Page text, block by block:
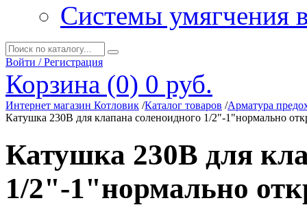
Системы умягчения
Войти / Регистрация
Корзина (0) 0 руб.
Интернет магазин Котловик /Каталог товаров /Арматура
Катушка 230В для клапана соленоидного 1/2"-1"нормально
Катушка 230В для
1/2"-1"нормально